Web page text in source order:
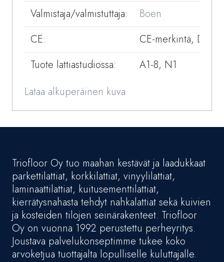
Valmistaja/valmistuttaja:
Boen
CE:
CE-merkintä, DOP
Tuote lattiastudiossa:
A1-8, N1
Lataa alkuperäinen kuva
Triofloor Oy tuo maahan kestävät ja laadukkaat
parkettilattiat, korkkilattiat, vinyylilattiat,
laminaattilattiat, kuitusementtilattiat,
kierrätysnahasta tehdyt nahkalattiat sekä kuivien
ja kosteiden tilojen seinärakenteet. Triofloor
Oy on vuonna 1992 perustettu perheyritys.
Joustava palvelukonseptimme tukee koko
arvoketjua tuottajalta lopulliselle kuluttajalle.